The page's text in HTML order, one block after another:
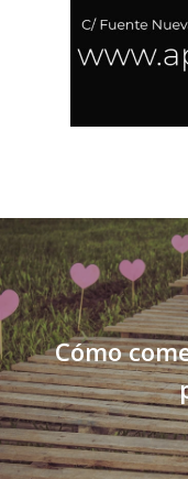
Cómo